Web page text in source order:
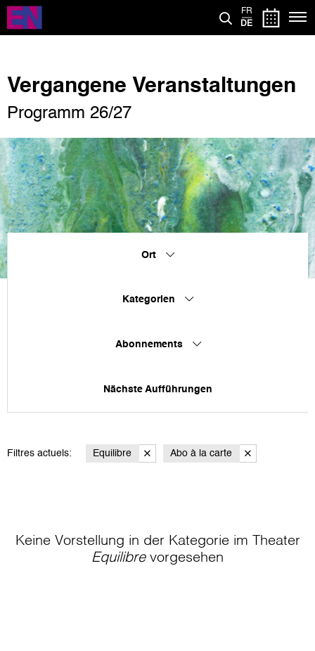
Direkt
zum
Inhalt
FR
DE
Vergangene Veranstaltungen
Programm 26/27
Ort
Kategorien
Abonnements
Nächste Aufführungen
Filtres actuels: Equilibre Abo à la carte
Keine Vorstellung in der Kategorie im Theater
Equilibrevorgesehen